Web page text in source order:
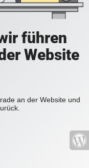
führen
Website
an der Website und